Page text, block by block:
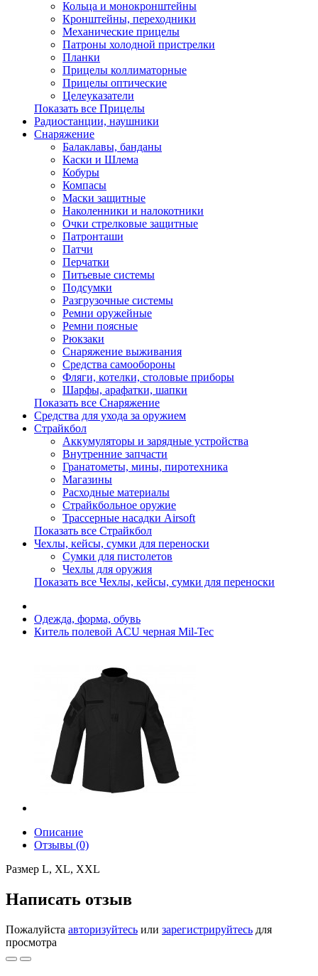
Кольца и монокронштейны
Кронштейны, переходники
Механические прицелы
Патроны холодной пристрелки
Планки
Прицелы коллиматорные
Прицелы оптические
Целеуказатели
Показать все Прицелы
Радиостанции, наушники
Снаряжение
Балаклавы, банданы
Каски и Шлема
Кобуры
Компасы
Маски защитные
Наколенники и налокотники
Очки стрелковые защитные
Патронташи
Патчи
Перчатки
Питьевые системы
Подсумки
Разгрузочные системы
Ремни оружейные
Ремни поясные
Рюкзаки
Снаряжение выживания
Средства самообороны
Фляги, котелки, столовые приборы
Шарфы, арафатки, шапки
Показать все Снаряжение
Средства для ухода за оружием
Страйкбол
Аккумуляторы и зарядные устройства
Внутренние запчасти
Гранатометы, мины, пиротехника
Магазины
Расходные материалы
Страйкбольное оружие
Трассерные насадки Airsoft
Показать все Страйкбол
Чехлы, кейсы, сумки для переноски
Сумки для пистолетов
Чехлы для оружия
Показать все Чехлы, кейсы, сумки для переноски
Одежда, форма, обувь
Китель полевой ACU черная Mil-Tec
Описание
Отзывы (0)
Размер L, XL, XXL
Написать отзыв
Пожалуйста авторизуйтесь или зарегистрируйтесь для
просмотра